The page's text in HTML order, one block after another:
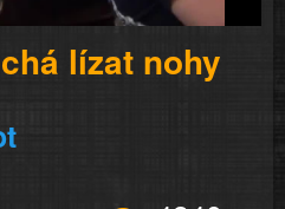
lízat nohy